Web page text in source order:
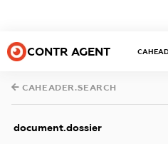
CONTR AGENT
CAHEADER.SEARCH
document.dossier